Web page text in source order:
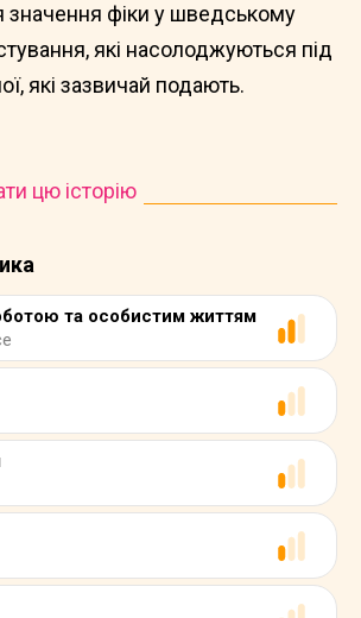
та особистим життям
значення фіки у шведському
які насолоджуються під
які зазвичай подають.
цю історію